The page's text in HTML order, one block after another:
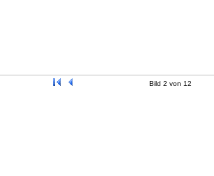
Bild 2 von 12